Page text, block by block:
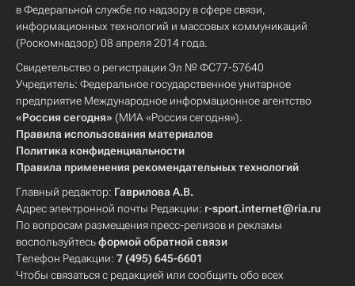
в Федеральной службе по надзору в сфере связи,
информационных технологий и массовых коммуникаций
(Роскомнадзор) 08 апреля 2014 года.
Свидетельство о регистрации Эл № ФС77-57640
Учредитель: Федеральное государственное унитарное
предприятие Международное информационное агентство
«Россия сегодня» (МИА «Россия сегодня»).
Правила использования материалов
Политика конфиденциальности
Правила применения рекомендательных технологий
Главный редактор: Гаврилова А.В.
Адрес электронной почты Редакции: r-sport.internet@ria.ru
По вопросам размещения пресс-релизов и рекламы
воспользуйтесьформой обратной связи
Телефон Редакции: 7 (495) 645-6601
Чтобы связаться с редакцией или сообщить обо всех